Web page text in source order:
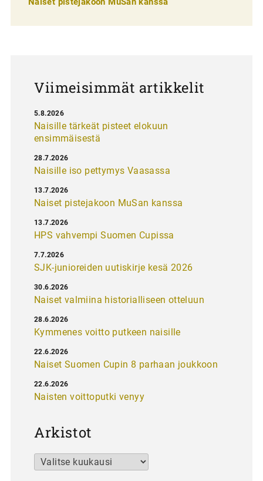
Viimeisimmät artikkelit
Naisille tärkeät pisteet elokuun
ensimmäisestä
5.8.2026
Naisille iso pettymys Vaasassa
28.7.2026
Naiset pistejakoon MuSan kanssa
13.7.2026
HPS vahvempi Suomen Cupissa
13.7.2026
SJK-junioreiden uutiskirje kesä 2026
7.7.2026
Naiset valmiina historialliseen otteluun
30.6.2026
Kymmenes voitto putkeen naisille
28.6.2026
Naiset Suomen Cupin 8 parhaan joukkoon
22.6.2026
Naisten voittoputki venyy
22.6.2026
Arkistot
Arkistot